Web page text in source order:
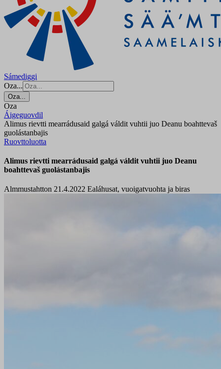
Sámediggi
Oza...
Oza...
Oza
Áigeguovdil
Alimus rievtti mearrádusaid galgá váldit vuhtii juo Deanu boahttevaš
guolástanbajis
Ruovttoluotta
Alimus rievtti mearrádusaid galgá váldit vuhtii juo Deanu
boahttevaš guolástanbajis
Almmustahtton 21.4.2022 Ealáhusat, vuoigatvuohta ja biras